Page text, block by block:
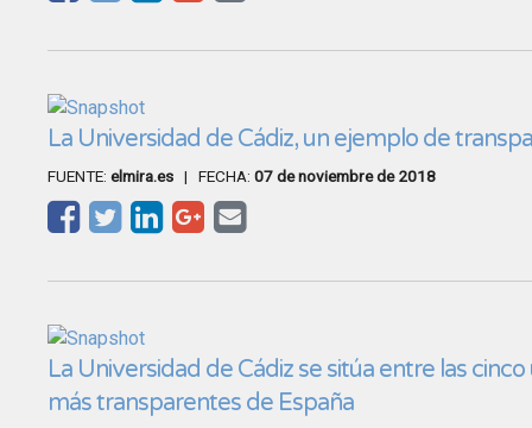
La Universidad de Cádiz, un ejemplo de
FUENTE: elmira.es | FECHA: 07 de noviembre de 2018
La Universidad de Cádiz se sitúa entre las
más transparentes de España